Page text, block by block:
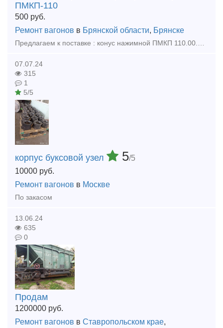
ПМКП-110
500 руб.
Ремонт вагонов в Брянской области, Брянске
Предлагаем к поставке : конус нажимной ПМКП 110.00.00.005 новый производства БСЗ 2008 г.выпуска в количестве 200 шт.
07.07.24
315
1
5/5
корпус буксовой узел 5/5
10000 руб.
Ремонт вагонов в Москве
По закасом
13.06.24
635
0
Продам
1200000 руб.
Ремонт вагонов в Ставропольском крае,